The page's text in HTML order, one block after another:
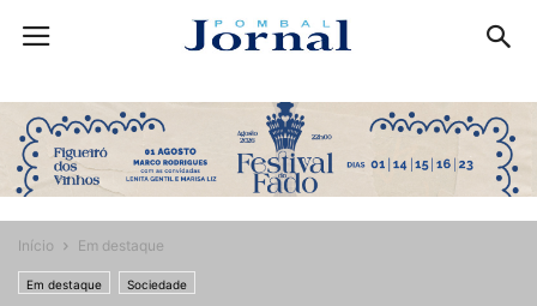
Início Em destaque
Em destaque Sociedade